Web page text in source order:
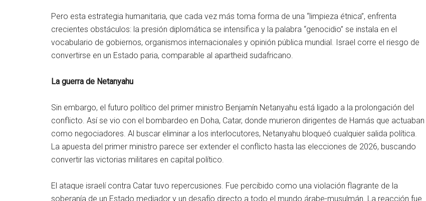
Pero esta estrategia humanitaria, que cada vez más toma forma de una “limpieza étnica”, enfrenta
crecientes obstáculos: la presión diplomática se intensifica y la palabra “genocidio” se instala en el
vocabulario de gobiernos, organismos internacionales y opinión pública mundial. Israel corre el riesgo de
convertirse en un Estado paria, comparable al apartheid sudafricano.
La guerra de Netanyahu
Sin embargo, el futuro político del primer ministro Benjamín Netanyahu está ligado a la prolongación del
conflicto. Así se vio con el bombardeo en Doha, Catar, donde murieron dirigentes de Hamás que actuaban
como negociadores. Al buscar eliminar a los interlocutores, Netanyahu bloqueó cualquier salida política.
La apuesta del primer ministro parece ser extender el conflicto hasta las elecciones de 2026, buscando
convertir las victorias militares en capital político.
El ataque israelí contra Catar tuvo repercusiones. Fue percibido como una violación flagrante de la
soberanía de un Estado mediador y un desafío directo a todo el mundo árabe-musulmán. La reacción fue